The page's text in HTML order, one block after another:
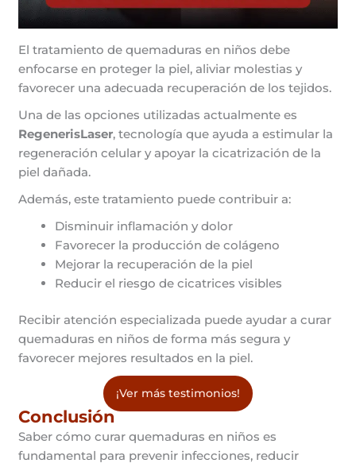
El tratamiento de quemaduras en niños debe
enfocarse en proteger la piel, aliviar molestias y
favorecer una adecuada recuperación de los tejidos.
Una de las opciones utilizadas actualmente es
RegenerisLaser, tecnología que ayuda a estimular la
regeneración celular y apoyar la cicatrización de la
piel dañada.
Además, este tratamiento puede contribuir a:
Disminuir inflamación y dolor
Favorecer la producción de colágeno
Mejorar la recuperación de la piel
Reducir el riesgo de cicatrices visibles
Recibir atención especializada puede ayudar a curar
quemaduras en niños de forma más segura y
favorecer mejores resultados en la piel.
¡Ver más testimonios!
Conclusión
Saber cómo curar quemaduras en niños es
fundamental para prevenir infecciones, reducir